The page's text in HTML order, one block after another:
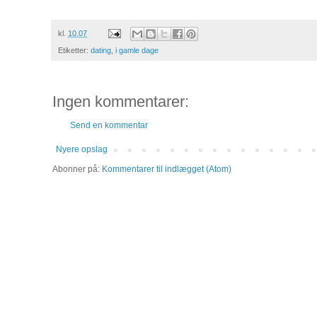
kl. 10.07
Etiketter: dating i gamle dage
Ingen kommentarer:
Send en kommentar
Nyere opslag
Abonner på: Kommentarer til indlægget (Atom)